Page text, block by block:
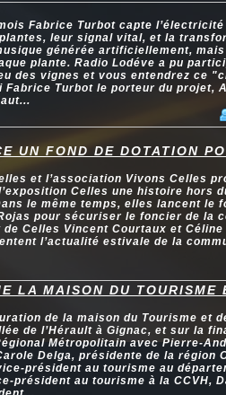
Fabrice Turbot capte l’électricité
leur signal vital, et la
générée artificiellement,
plante. Radio Lodéve a pu
des vignes et vous entendrez ce
Fabrice Turbot le porteur du projet,
UN FOND DE DOTATION
et l’association Vivons Celles
Celles une histoire hors
le même temps, elles lancent le
pour sécuriser le foncier de la
Celles Vincent Courtaux et Céline
l’actualité estivale de la
LA MAISON DU TOURISME
de la maison du Tourisme et
de l’Hérault à Gignac, et sur la
Métropolitain avec Pierre-
Delga, présidente de la région
président au tourisme au
président au tourisme à la CCVH,